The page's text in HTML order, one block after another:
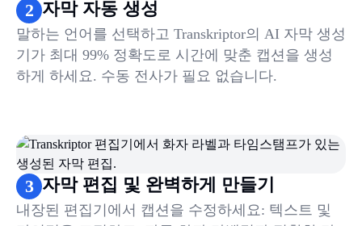
2 자막 자동 생성
말하는 언어를 선택하고 Transkriptor의 AI 자막 생성
기가 최대 99% 정확도로 시간에 맞춘 캡션을 생성
하게 하세요. 수동 전사가 필요 없습니다.
3 자막 편집 및 완벽하게 만들기
내장된 편집기에서 캡션을 수정하세요: 텍스트 및